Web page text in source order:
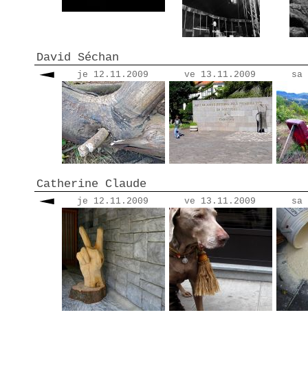
David Séchan
je 12.11.2009 ve 13.11.2009 sa
Catherine Claude
je 12.11.2009 ve 13.11.2009 sa